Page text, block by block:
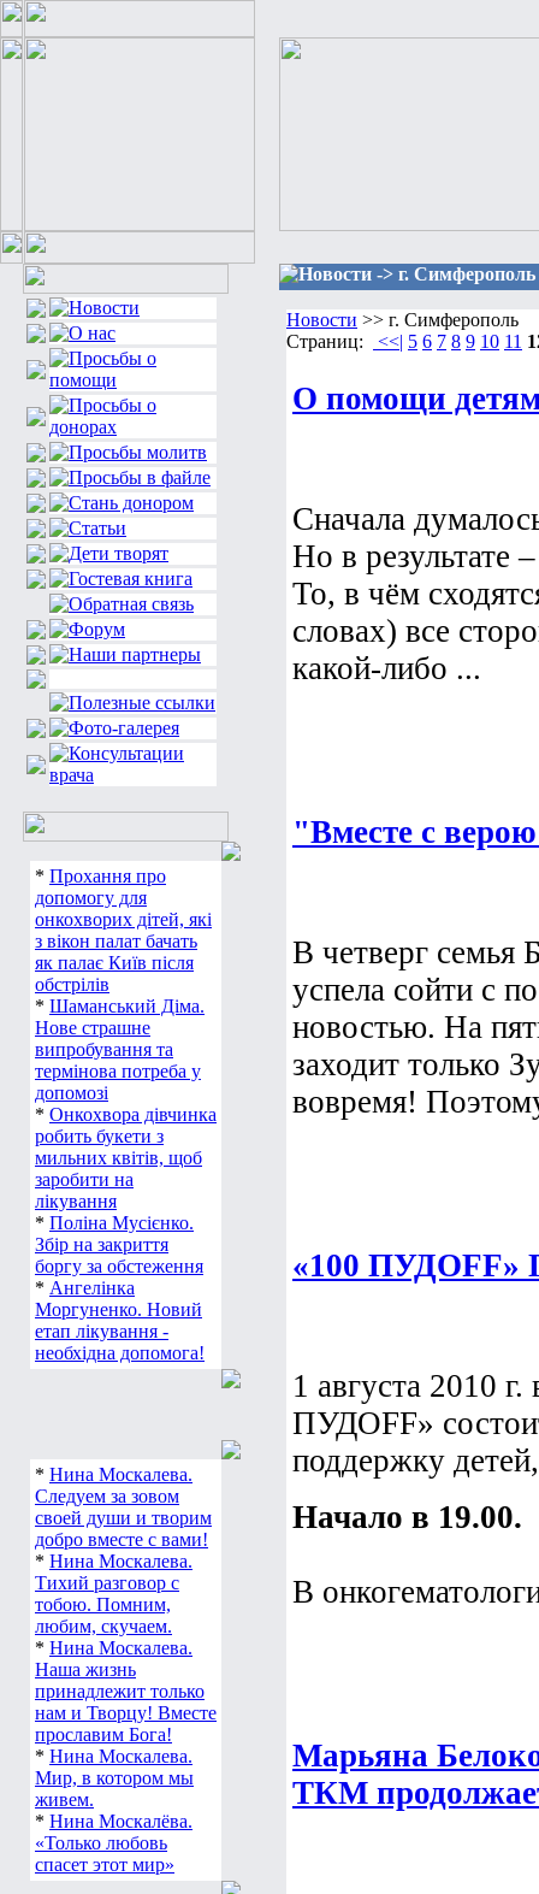
* Прохання про
допомогу для
онкохворих дітей, які
з вікон палат бачать
як палає Київ після
обстрілів
* Шаманський Діма.
Нове страшне
випробування та
термінова потреба у
допомозі
* Онкохвора дівчинка
робить букети з
мильних квітів, щоб
заробити на
лікування
* Поліна Мусієнко.
Збір на закриття
боргу за обстеження
* Ангелінка
Моргуненко. Новий
етап лікування -
необхідна допомога!
* Нина Москалева.
Следуем за зовом
своей души и творим
добро вместе с вами!
* Нина Москалева.
Тихий разговор с
тобою. Помним,
любим, скучаем.
* Нина Москалева.
Наша жизнь
принадлежит только
нам и Творцу! Вместе
прославим Бога!
* Нина Москалева.
Мир, в котором мы
живем.
* Нина Москалёва.
«Только любовь
спасет этот мир»
Новости -> г. Симферополь
Новости >> г. Симферополь
Страниц:
<<| 5 6 7 8 9 10 11
О помощи
Сначала
Но в результате
То, в чём
словах) все
какой-либо ...
"Вместе с
В четверг семья
успела сойти с
новостью. На
заходит только
вовремя!
«100
1 августа 2010
ПУДОFF»
поддержку
Начало в 19.00.
В
Марьяна
ТКМ